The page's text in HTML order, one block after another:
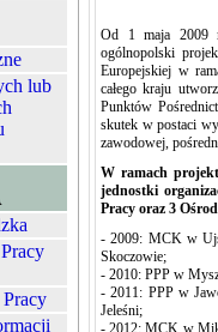
lub
Od 1 maja 2009
ogólnopolski
Europejskiej w
całego kraju
Punktów
skutek w postaci
zawodowej,
W ramach
jednostki
Pracy oraz 3
- 2009: MCK w
Skoczowie;
- 2010: PPP w
- 2011: PPP w
Jeleśni;
- 2012: MCK w